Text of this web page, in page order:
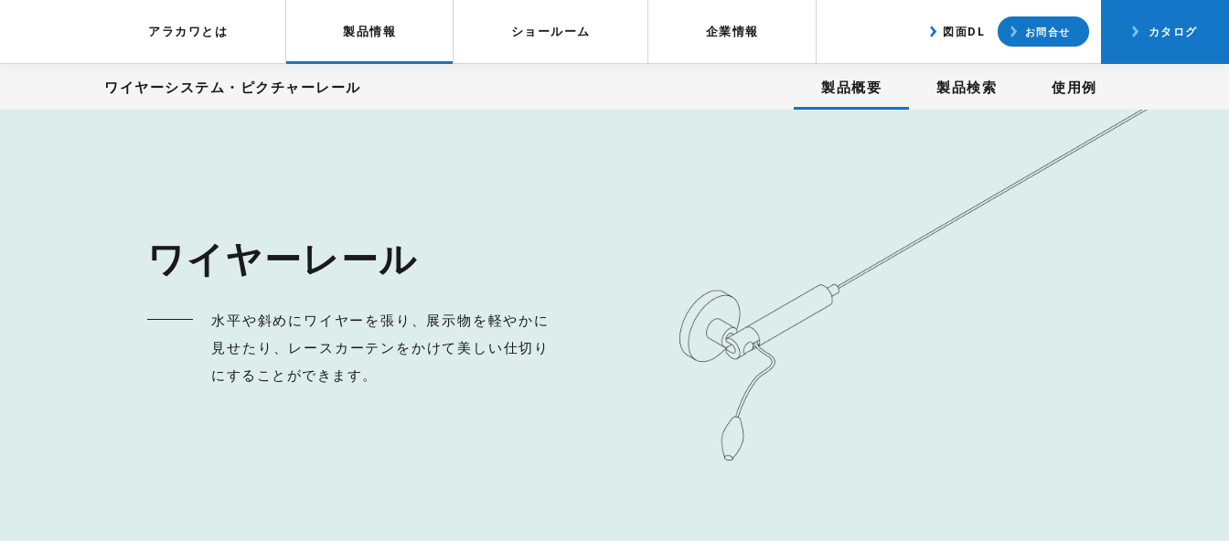
アラカワとは 製品情報
ショールーム
企業情報 図面DL お問合せ カタログ
ワイヤーシステム・ピクチャーレール 製品概要 製品検索 使用例
ワイヤーレール
水平や斜めにワイヤーを張り、展示物を軽やかに
見せたり、レースカーテンをかけて美しい仕切り
にすることができます。